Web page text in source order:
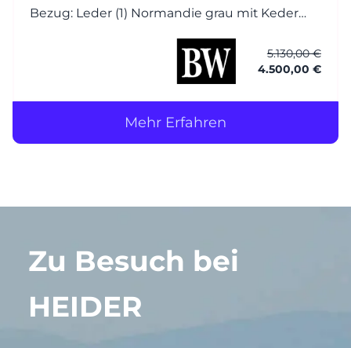
Bezug: Leder (1) Normandie grau mit Keder
5.130,00 €
4.500,00 €
Mehr Erfahren
Zu Besuch bei
HEIDER